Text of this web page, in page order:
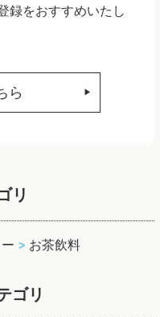
録をおすすめいたし
ら
リ
お茶飲料
ゴリ